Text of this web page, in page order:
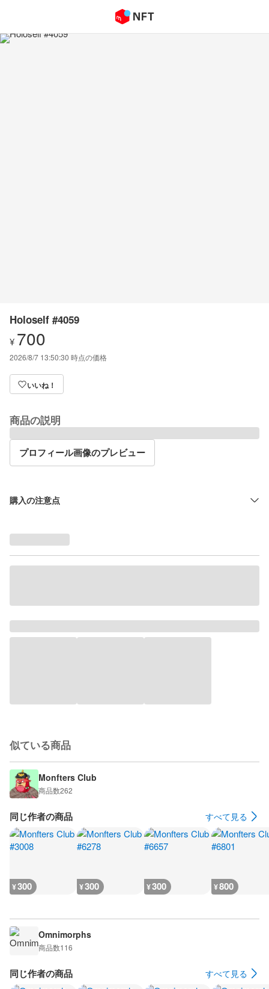
Holoself #4059
¥ 700
2026/8/7 13:50:30 時点の価格
いいね！
商品の説明
プロフィール画像のプレビュー
購入の注意点
似ている商品
Monfters Club
商品数262
同じ作者の商品 すべて見る
¥300 ¥300 ¥300 ¥800
Omnimorphs
商品数116
同じ作者の商品 すべて見る